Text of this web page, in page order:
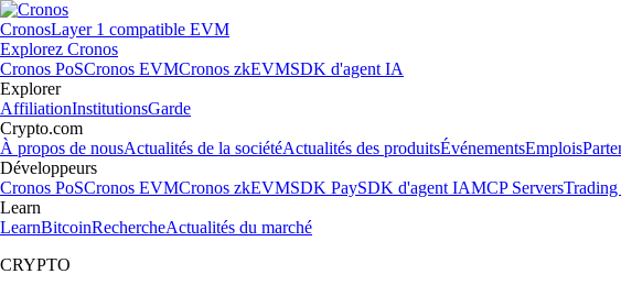
CronosLayer 1 compatible EVM
Explorez Cronos
Cronos PoSCronos EVMCronos zkEVMSDK d'agent IA
Explorer
AffiliationInstitutionsGarde
Crypto.com
À propos de nousActualités de la sociétéActualités des produitsÉvénementsEmplois
Développeurs
Cronos PoSCronos EVMCronos zkEVMSDK PaySDK d'agent IAMCP Servers
Learn
LearnBitcoinRechercheActualités du marché
CRYPTO